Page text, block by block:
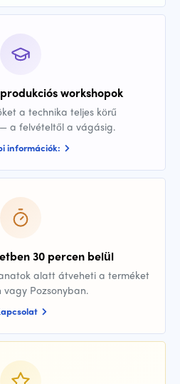
workshopok
a technika teljes körű
a felvételtől a vágásig.
információk:
30 percen belül
alatt átveheti a terméket
Pozsonyban.